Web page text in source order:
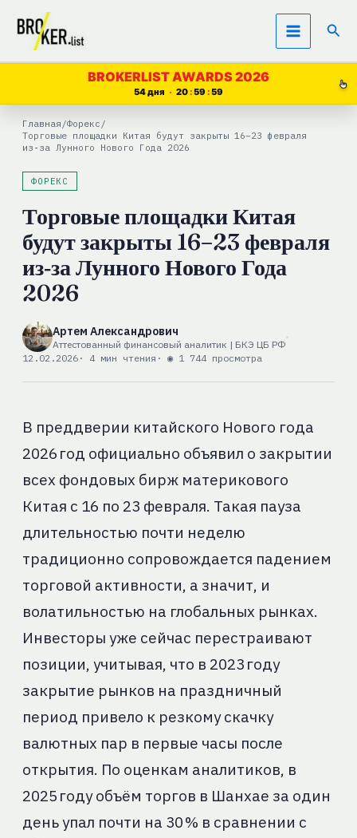
Перейти
содержимому
BROKERLIST AWARDS 2026
54 дня 20 59 58
Главная /Форекс /
Торговые площадки Китая будут закрыты 16–23 февраля
из‑за Лунного Нового Года 2026
ФОРЕКС
Торговые площадки Китая
будут закрыты 16–23 февраля
из‑за Лунного Нового Года
2026
Артем Александрович
Аттестованный финансовый аналитик | БКЭ ЦБ РФ
12.02.2026· 4 мин чтения · ◉ 1 744 просмотра
В преддверии китайского Нового года
2026 год официально объявил о закрытии
всех фондовых бирж материкового
Китая с 16 по 23 февраля. Такая пауза
длительностью почти неделю
традиционно сопровождается падением
торговой активности, а значит, и
волатильностью на глобальных рынках.
Инвесторы уже сейчас перестраивают
позиции, учитывая, что в 2023 году
закрытие рынков на праздничный
период привело к резкому скачку
валютных пар в первые часы после
открытия. По оценкам аналитиков, в
2025 году объём торгов в Шанхае за один
день упал почти на 30 % в сравнении с